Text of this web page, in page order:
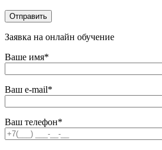
Заявка на онлайн обучение
Ваше имя*
Ваш e-mail*
Ваш телефон*